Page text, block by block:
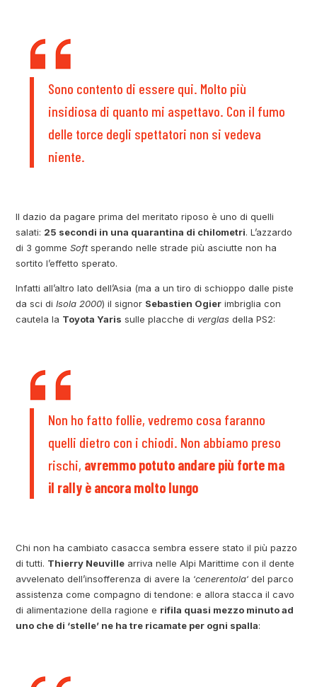
Sono contento di essere qui. Molto più
insidiosa di quanto mi aspettavo. Con il fumo
delle torce degli spettatori non si vedeva
niente.
Il dazio da pagare prima del meritato riposo è uno di quelli
salati: 25 secondi in una quarantina di chilometri. L’azzardo
di 3 gommeSoftsperando nelle strade più asciutte non ha
sortito l’effetto sperato.
Infatti all’altro lato dell’Asia (ma a un tiro di schioppo dalle piste
da sci diIsola 2000) il signor Sebastien Ogier imbriglia con
cautela la Toyota Yaris sulle placche di verglas della PS2:
Non ho fatto follie, vedremo cosa faranno
quelli dietro con i chiodi. Non abbiamo preso
rischi, avremmo potuto andare più forte ma
il rally è ancora molto lungo
Chi non ha cambiato casacca sembra essere stato il più pazzo
di tutti. Thierry Neuville arriva nelle Alpi Marittime con il dente
avvelenato dell’insofferenza di avere la ‘cenerentola‘ del parco
assistenza come compagno di tendone: e allora stacca il cavo
di alimentazione della ragione e rifila quasi mezzo minuto ad
uno che di ‘stelle’ ne ha tre ricamate per ogni spalla: